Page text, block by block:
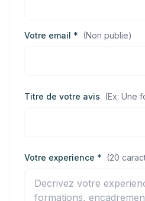
Votre email * (Non publie)
Titre de votre avis (Ex: Une
Votre experience * (20